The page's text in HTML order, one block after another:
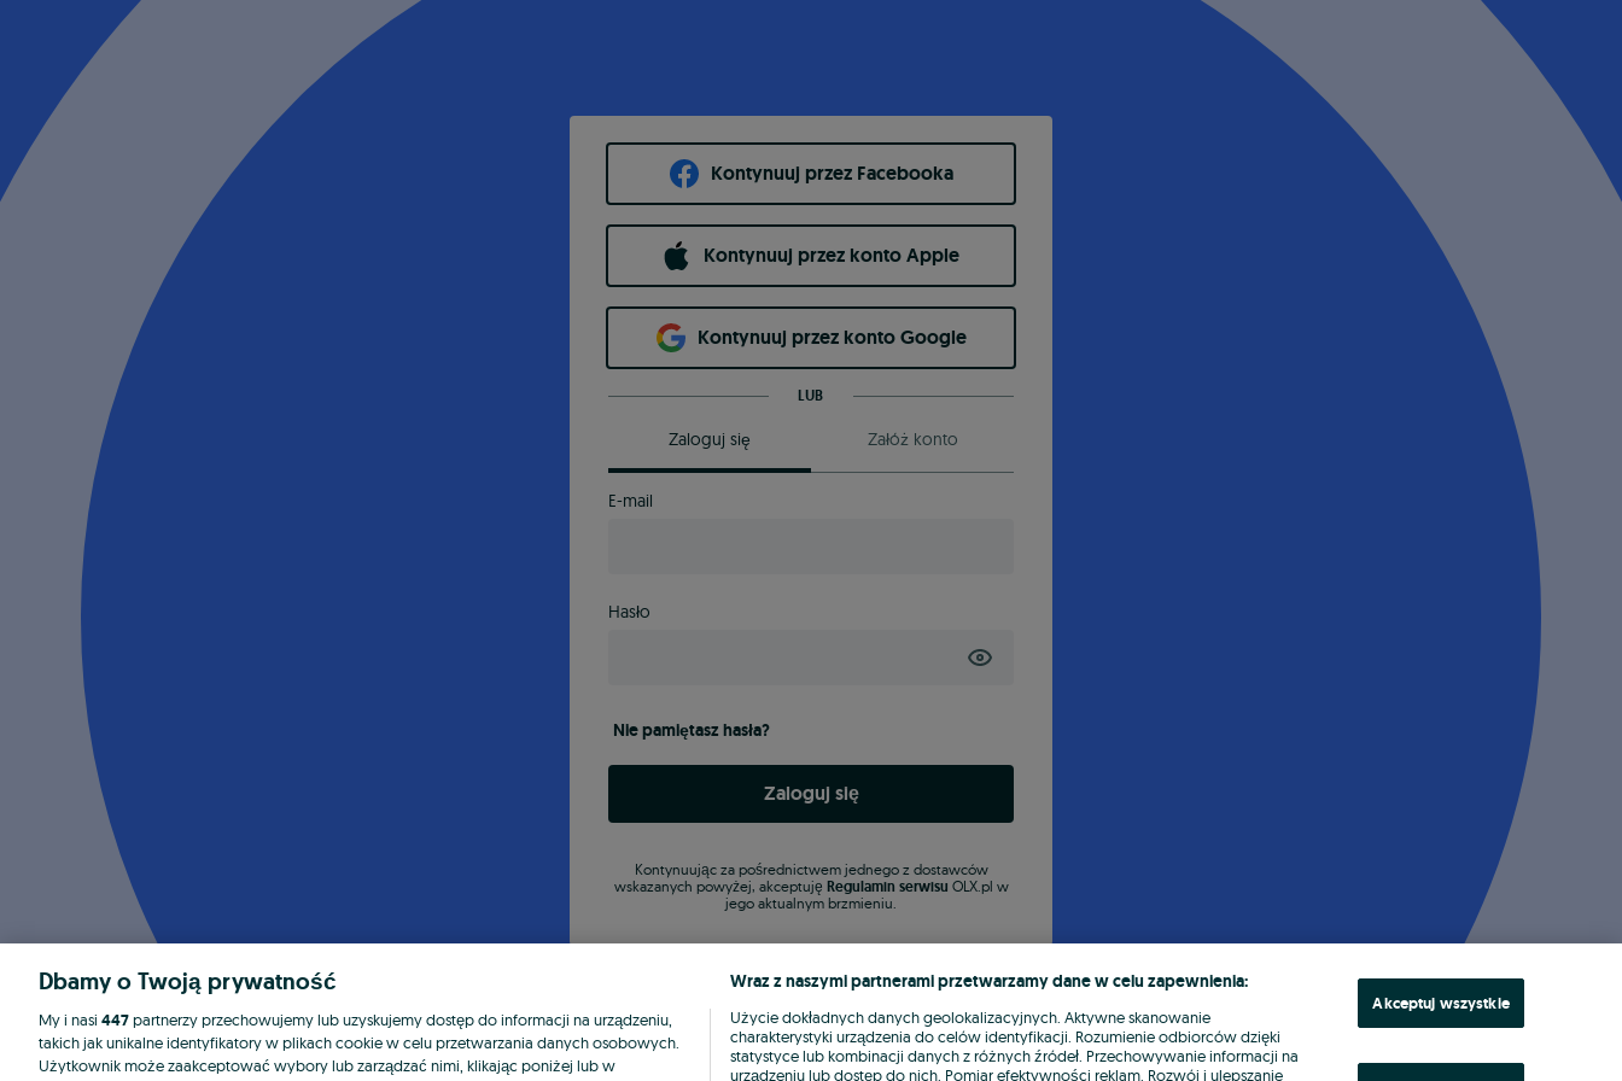
Kontynuuj przez Facebooka
Kontynuuj przez konto Apple
Kontynuuj przez konto Google
LUB
Zaloguj się Załóż konto
E-mail
Hasło
Nie pamiętasz hasła?
Zaloguj się
Kontynuując za pośrednictwem jednego z dostawców
wskazanych powyżej, akceptuję Regulamin serwisu OLX.pl w
jego aktualnym brzmieniu.
Dbamy o Twoją prywatność
My i nasi 447partnerzy przechowujemy lub uzyskujemy dostęp do informacji na urządzeniu,
takich jak unikalne identyfikatory w plikach cookie w celu przetwarzania danych osobowych.
Użytkownik może zaakceptować wybory lub zarządzać nimi, klikając poniżej lub w
Wraz z naszymi partnerami przetwarzamy dane w celu zapewnienia:
Użycie dokładnych danych geolokalizacyjnych. Aktywne skanowanie
charakterystyki urządzenia do celów identyfikacji. Rozumienie odbiorców dzięki
statystyce lub kombinacji danych z różnych źródeł. Przechowywanie informacji na
urządzeniu lub dostęp do nich. Pomiar efektywności reklam. Rozwój i ulepszanie
Akceptuj wszystkie